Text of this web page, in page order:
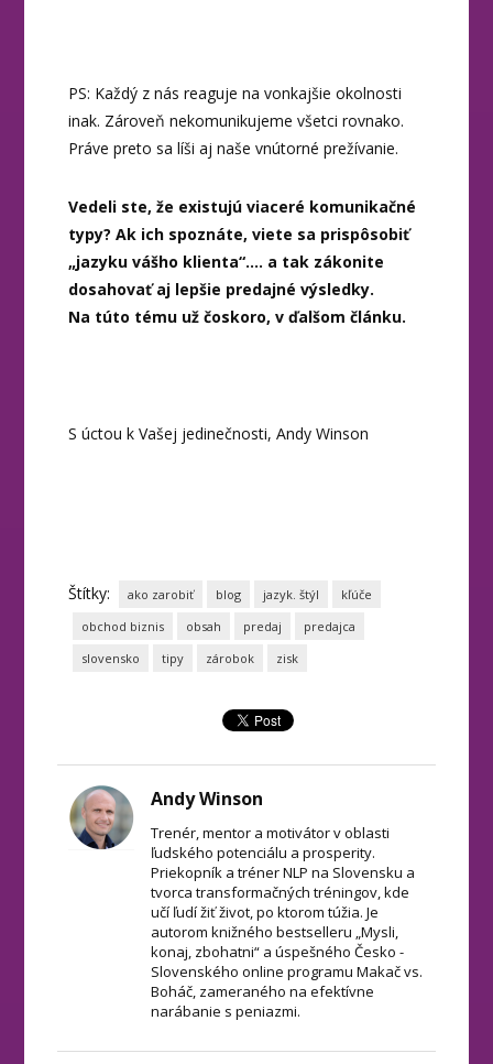
PS: Každý z nás reaguje na vonkajšie okolnosti
inak. Zároveň nekomunikujeme všetci rovnako.
Práve preto sa líši aj naše vnútorné prežívanie.
Vedeli ste, že existujú viaceré komunikačné
typy? Ak ich spoznáte, viete sa prispôsobiť
„jazyku vášho klienta“…. a tak zákonite
dosahovať aj lepšie predajné výsledky.
Na túto tému už čoskoro, v ďalšom článku.
S úctou k Vašej jedinečnosti, Andy Winson
Štítky: ako zarobiť blog jazyk. štýl
kľúče
obchod biznis
obsah predaj
predajca
slovensko
tipy zárobok zisk
Andy Winson
Trenér, mentor a motivátor v oblasti
ľudského potenciálu a prosperity.
Priekopník a tréner NLP na Slovensku a
tvorca transformačných tréningov, kde
učí ľudí žiť život, po ktorom túžia. Je
autorom knižného bestselleru „Mysli,
konaj, zbohatni“ a úspešného Česko -
Slovenského online programu Makač vs.
Boháč, zameraného na efektívne
narábanie s peniazmi.